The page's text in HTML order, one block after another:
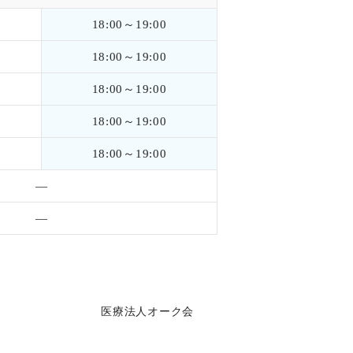
18:00～19:00
18:00～19:00
18:00～19:00
18:00～19:00
18:00～19:00
―
―
医療法人オーク会